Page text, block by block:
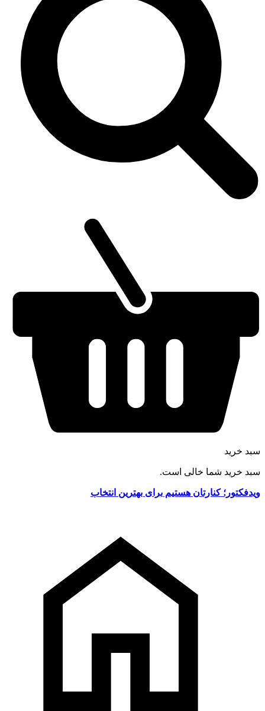
سبد خرید
سبد خرید شما خالی است.
ویدفکتور؛ کنارتان هستیم برای بهترین انتخاب